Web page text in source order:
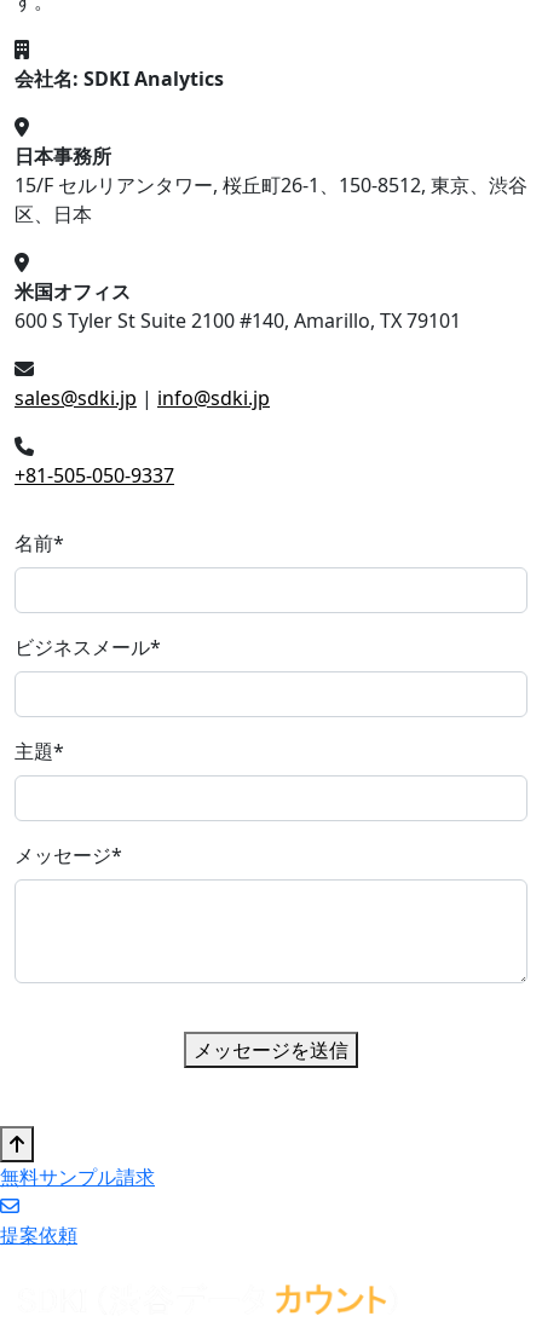
会社名: SDKI Analytics
日本事務所
15/F セルリアンタワー, 桜丘町26-1、150-8512, 東京、渋谷
区、日本
米国オフィス
600 S Tyler St Suite 2100 #140, Amarillo, TX 79101
sales@sdki.jp | info@sdki.jp
+81-505-050-9337
名前*
ビジネスメール*
主題*
メッセージ*
メッセージを送信
無料サンプル請求
提案依頼